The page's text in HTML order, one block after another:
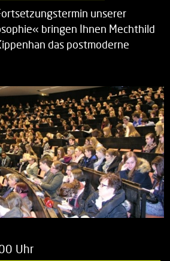
unserer
bringen Ihnen Mechthild
das postmoderne
Uhr